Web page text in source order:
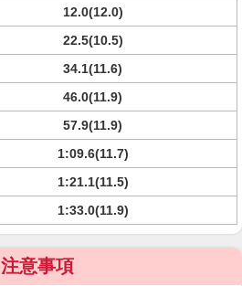
12.0(12.0)
22.5(10.5)
34.1(11.6)
46.0(11.9)
57.9(11.9)
1:09.6(11.7)
1:21.1(11.5)
1:33.0(11.9)
注意事項